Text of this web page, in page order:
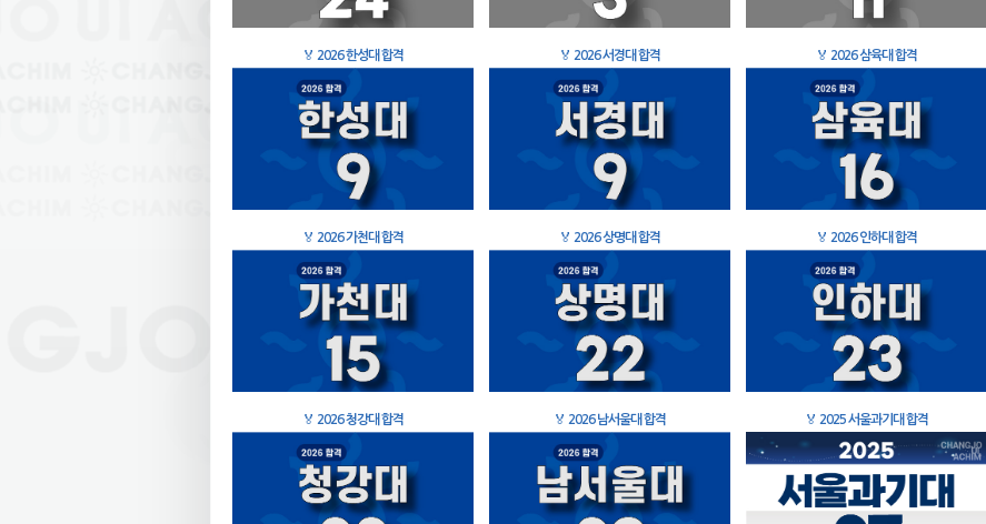
🏅 2026 한성대 합격 🏅 2026 서경대 합격 🏅 2026 삼육대 합격
🏅 2026 가천대 합격 🏅 2026 상명대 합격 🏅 2026 인하대 합격
🏅 2026 청강대 합격 🏅 2026 남서울대 합격 🏅 2025 서울과기대 합격